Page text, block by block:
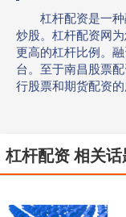
杠杆配资是一
炒股。杠杆配资网
更高的杠杆比例。
台。至于南昌股票
行股票和期货配资的
杠杆配资 相关